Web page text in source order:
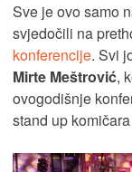
Sve je ovo samo
svjedočili na
konferencije. Svi
Mirte Meštrović,
ovogodišnje
stand up komičara